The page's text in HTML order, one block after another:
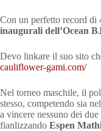
Con un perfetto record di
inaugurali dell’Ocean
Devo linkare il suo sito
cauliflower-gami.com/
Nel torneo maschile, il
stesso, competendo sia
a vincere nessuno dei
fianlizzando Espen